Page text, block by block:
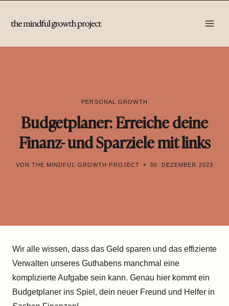
Inhalt
PERSONAL GROWTH
Budgetplaner: Erreiche deine
Finanz- und Sparziele mit links
VON THE MINDFUL GROWTH PROJECT 30. DEZEMBER 2023
Wir alle wissen, dass das Geld sparen und das effiziente
Verwalten unseres Guthabens manchmal eine
komplizierte Aufgabe sein kann. Genau hier kommt ein
Budgetplaner ins Spiel, dein neuer Freund und Helfer in